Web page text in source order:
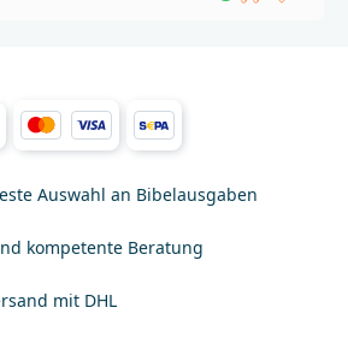
Bibeltext gestaltet. So muss die
nicht zum Nachschlagen der
werden und der
bildet der
Lutherbibel 2017. Für
alle Erklärungs- und
Basis der aktuellen
Erkenntnisse überprüft und
Layout ermöglicht eine noch
zwischen Bibel- und
Übergreifende Einführungen,
Auswahl an Bibelausgaben
kompetente Beratung
mit DHL